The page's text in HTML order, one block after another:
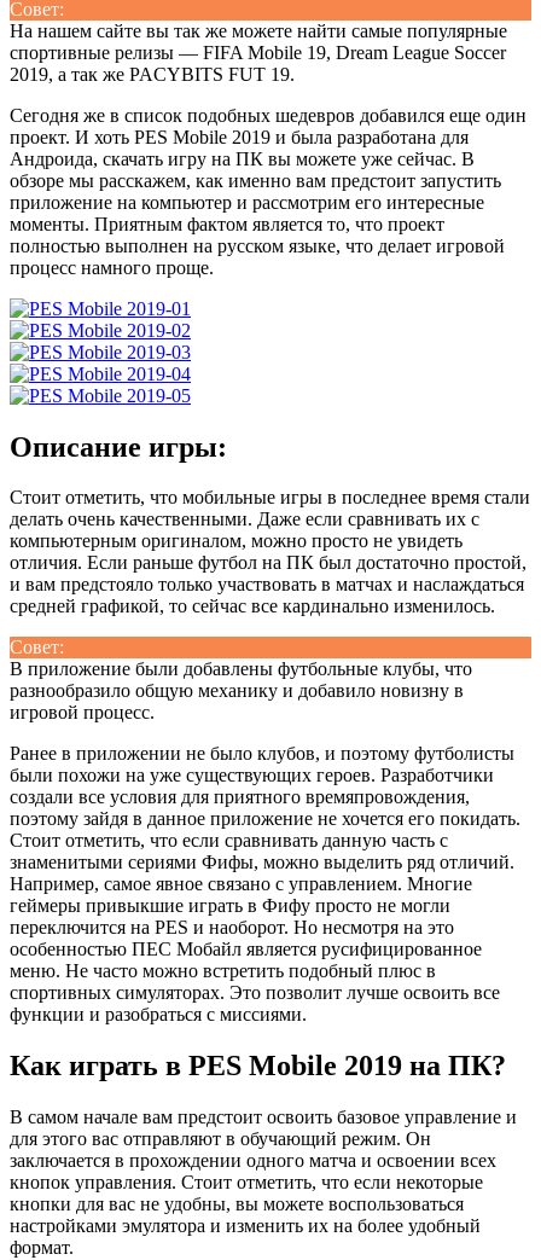
Совет:
На нашем сайте вы так же можете найти самые популярные
спортивные релизы — FIFA Mobile 19, Dream League Soccer
2019, а так же PACYBITS FUT 19.
Сегодня же в список подобных шедевров добавился еще один
проект. И хоть PES Mobile 2019 и была разработана для
Андроида, скачать игру на ПК вы можете уже сейчас. В
обзоре мы расскажем, как именно вам предстоит запустить
приложение на компьютер и рассмотрим его интересные
моменты. Приятным фактом является то, что проект
полностью выполнен на русском языке, что делает игровой
процесс намного проще.
Описание игры:
Стоит отметить, что мобильные игры в последнее время стали
делать очень качественными. Даже если сравнивать их с
компьютерным оригиналом, можно просто не увидеть
отличия. Если раньше футбол на ПК был достаточно простой,
и вам предстояло только участвовать в матчах и наслаждаться
средней графикой, то сейчас все кардинально изменилось.
Совет:
В приложение были добавлены футбольные клубы, что
разнообразило общую механику и добавило новизну в
игровой процесс.
Ранее в приложении не было клубов, и поэтому футболисты
были похожи на уже существующих героев. Разработчики
создали все условия для приятного времяпровождения,
поэтому зайдя в данное приложение не хочется его покидать.
Стоит отметить, что если сравнивать данную часть с
знаменитыми сериями Фифы, можно выделить ряд отличий.
Например, самое явное связано с управлением. Многие
геймеры привыкшие играть в Фифу просто не могли
переключится на PES и наоборот. Но несмотря на это
особенностью ПЕС Мобайл является русифицированное
меню. Не часто можно встретить подобный плюс в
спортивных симуляторах. Это позволит лучше освоить все
функции и разобраться с миссиями.
Как играть в PES Mobile 2019 на ПК?
В самом начале вам предстоит освоить базовое управление и
для этого вас отправляют в обучающий режим. Он
заключается в прохождении одного матча и освоении всех
кнопок управления. Стоит отметить, что если некоторые
кнопки для вас не удобны, вы можете воспользоваться
настройками эмулятора и изменить их на более удобный
формат.